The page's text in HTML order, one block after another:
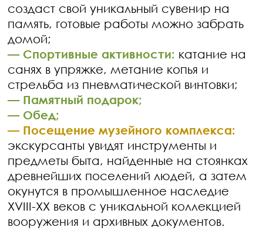
создаст свой уникальный сувенир на
память, готовые работы можно забрать
домой;
— Спортивные активности: катание на
санях в упряжке, метание копья и
стрельба из пневматической винтовки;
— Памятный подарок;
— Обед;
— Посещение музейного комплекса:
экскурсанты увидят инструменты и
предметы быта, найденные на стоянках
древнейших поселений людей, а затем
окунутся в промышленное наследие
XVIII-XX веков с уникальной коллекцией
вооружения и архивных документов.